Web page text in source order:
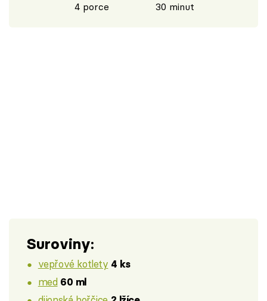
4 porce 30 minut
Suroviny:
vepřové kotlety 4 ks
med 60 ml